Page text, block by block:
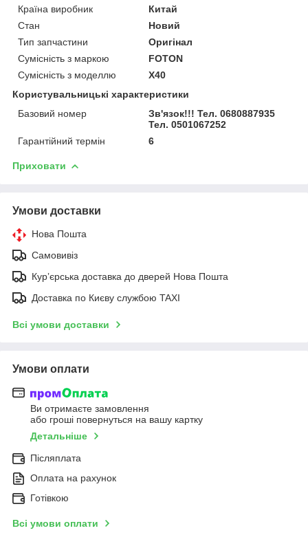
Країна виробник
Китай
Стан
Новий
Тип запчастини
Оригінал
Сумісність з маркою
FOTON
Сумісність з моделлю
X40
Користувальницькі характеристики
Базовий номер
Зв'язок!!! Тел. 0680887935
Тел. 0501067252
Гарантійний термін
6
Приховати
Умови доставки
Нова Пошта
Самовивіз
Курʼєрська доставка до дверей Нова Пошта
Доставка по Києву службою TAXI
Всі умови доставки
Умови оплати
Ви отримаєте замовлення
або гроші повернуться на вашу картку
Детальніше
Післяплата
Оплата на рахунок
Готівкою
Всі умови оплати